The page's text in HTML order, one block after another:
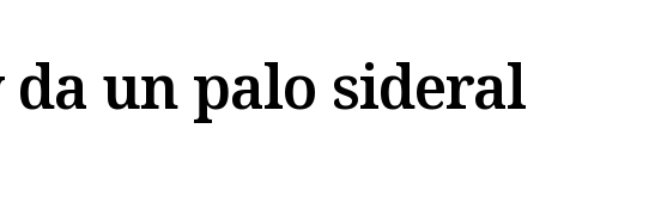
da un palo sideral